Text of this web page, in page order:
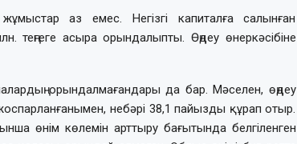
аз емес. Негізгі капиталға салынған
асыра орындалыпты. Өңдеу өнеркәсібіне
орындалмағандары да бар. Мәселен, өңдеу
небәрі 38,1 пайызды құрап отыр.
өнім көлемін арттыру бағытында белгіленген